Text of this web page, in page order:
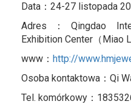
Data：24-27 listopada
Adres：Qingdao
Exhibition Center（Miao
www： http://
Osoba kontaktowa：Qi
Tel. komórkowy：